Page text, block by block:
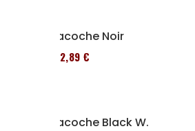
Sacoche Noir
152,89 €
Sacoche Black W.